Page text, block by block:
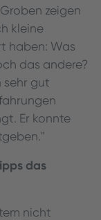
zeigen
kleine
haben: Was
das andere?
sehr gut
Er konnte
das
nicht